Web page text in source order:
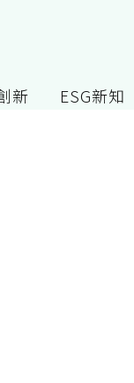
新 ESG新知